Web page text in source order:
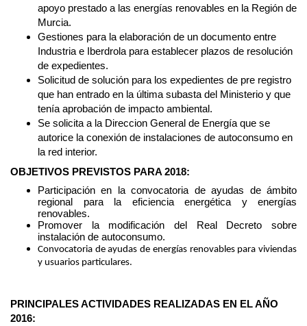
apoyo prestado a las energías renovables en la Región de
Murcia.
Gestiones para la elaboración de un documento entre
Industria e Iberdrola para establecer plazos de resolución
de expedientes.
Solicitud de solución para los expedientes de pre registro
que han entrado en la última subasta del Ministerio y que
tenía aprobación de impacto ambiental.
Se solicita a la Direccion General de Energía que se
autorice la conexión de instalaciones de autoconsumo en
la red interior.
OBJETIVOS PREVISTOS PARA 2018:
Participación en la convocatoria de ayudas de ámbito
regional para la eficiencia energética y energías
renovables.
Promover la modificación del Real Decreto sobre
instalación de autoconsumo.
Convocatoria de ayudas de energías renovables para viviendas
y usuarios particulares.
PRINCIPALES ACTIVIDADES REALIZADAS EN EL AÑO
2016: